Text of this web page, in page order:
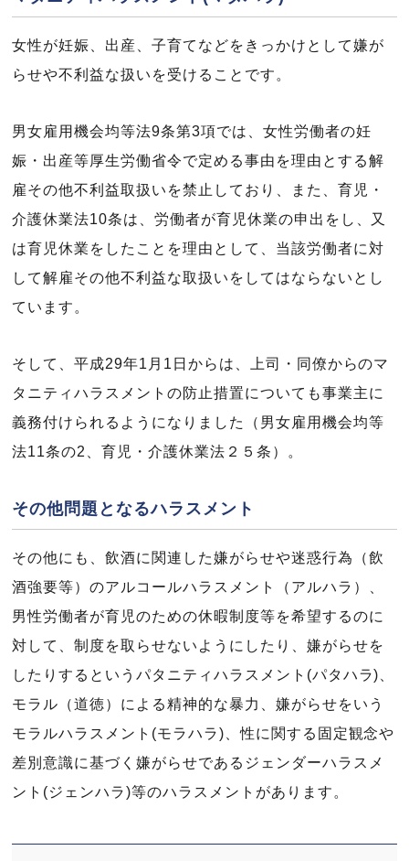
女性が妊娠、出産、子育てなどをきっかけとして嫌が
らせや不利益な扱いを受けることです。
男女雇用機会均等法9条第3項では、女性労働者の妊
娠・出産等厚生労働省令で定める事由を理由とする解
雇その他不利益取扱いを禁止しており、また、育児・
介護休業法10条は、労働者が育児休業の申出をし、又
は育児休業をしたことを理由として、当該労働者に対
して解雇その他不利益な取扱いをしてはならないとし
ています。
そして、平成29年1月1日からは、上司・同僚からのマ
タニティハラスメントの防止措置についても事業主に
義務付けられるようになりました（男女雇用機会均等
法11条の2、育児・介護休業法２５条）。
その他問題となるハラスメント
その他にも、飲酒に関連した嫌がらせや迷惑行為（飲
酒強要等）のアルコールハラスメント（アルハラ）、
男性労働者が育児のための休暇制度等を希望するのに
対して、制度を取らせないようにしたり、嫌がらせを
したりするというパタニティハラスメント(パタハラ)、
モラル（道徳）による精神的な暴力、嫌がらせをいう
モラルハラスメント(モラハラ)、性に関する固定観念や
差別意識に基づく嫌がらせであるジェンダーハラスメ
ント(ジェンハラ)等のハラスメントがあります。